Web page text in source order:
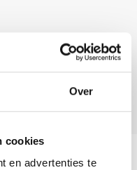
Over
cookies
en advertenties te
van deze